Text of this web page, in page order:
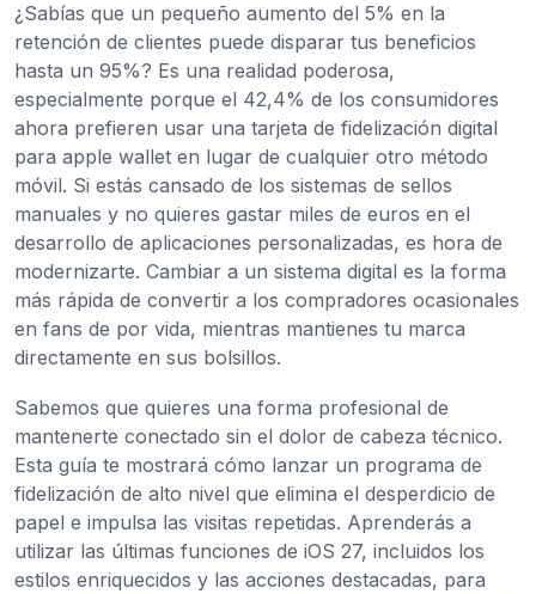
¿Sabías que un pequeño aumento del 5% en la
retención de clientes puede disparar tus beneficios
hasta un 95%? Es una realidad poderosa,
especialmente porque el 42,4% de los consumidores
ahora prefieren usar una tarjeta de fidelización digital
para apple wallet en lugar de cualquier otro método
móvil. Si estás cansado de los sistemas de sellos
manuales y no quieres gastar miles de euros en el
desarrollo de aplicaciones personalizadas, es hora de
modernizarte. Cambiar a un sistema digital es la forma
más rápida de convertir a los compradores ocasionales
en fans de por vida, mientras mantienes tu marca
directamente en sus bolsillos.
Sabemos que quieres una forma profesional de
mantenerte conectado sin el dolor de cabeza técnico.
Esta guía te mostrará cómo lanzar un programa de
fidelización de alto nivel que elimina el desperdicio de
papel e impulsa las visitas repetidas. Aprenderás a
utilizar las últimas funciones de iOS 27, incluidos los
estilos enriquecidos y las acciones destacadas, para